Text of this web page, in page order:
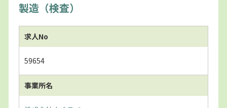
製造（検査）
求人No
59654
事業所名